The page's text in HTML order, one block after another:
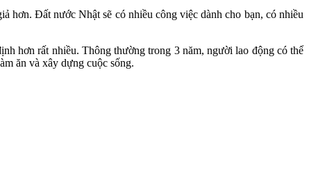
hơn. Đất nước Nhật sẽ có nhiều công việc dành cho bạn, có nhiều
hơn rất nhiều. Thông thường trong 3 năm, người lao động có thể
ăn và xây dựng cuộc sống.